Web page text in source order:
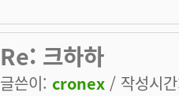
Re: 크하하
글쓴이: cronex / 작성시